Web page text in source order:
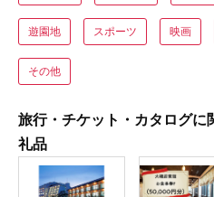
遊園地 スポーツ 映画
その他
旅行・チケット・カタログに
礼品